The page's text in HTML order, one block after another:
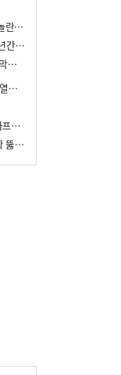
빨려들어갈 듯 스크린 속 시공간 변주…놀란의 메시지는 ‘전쟁 속죄’
K팝 아이돌, '밀리언셀러' 단 1.6%…30년간 등장 1182개팀 전수조사
‘라이징 스타’ 배우 김민하, 올해 BIFF 개막식 사회자 확정
친일 논란 빚은 가수 남인수 공개 토론회 열린다.
월드컵서 증명한 K-콘텐츠 위상…BTS 하프타임쇼·정호연 트로피 세리머니
‘무법중년’의 사적응징 액션, 답답한 속 확 뚫어주네